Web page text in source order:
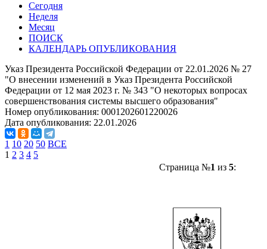
Сегодня
Неделя
Месяц
ПОИСК
КАЛЕНДАРЬ ОПУБЛИКОВАНИЯ
Указ Президента Российской Федерации от 22.01.2026 № 27
"О внесении изменений в Указ Президента Российской
Федерации от 12 мая 2023 г. № 343 "О некоторых вопросах
совершенствования системы высшего образования"
Номер опубликования: 0001202601220026
Дата опубликования: 22.01.2026
1 10 20 50 ВСЕ
1 2 3 4 5
Страница №1 из 5: